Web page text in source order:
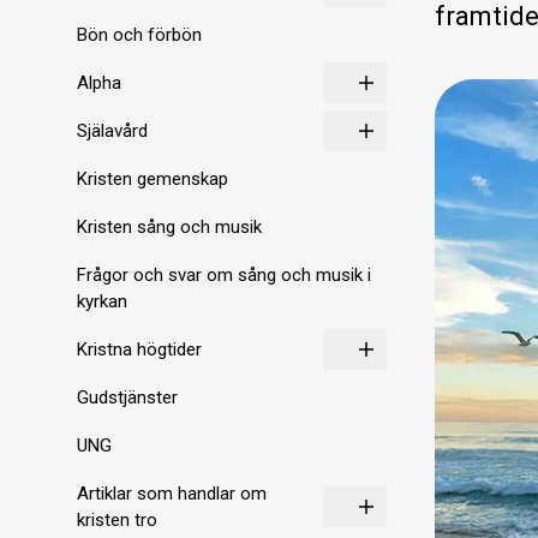
Bön och förbön
Alpha
Själavård
Kristen gemenskap
Kristen sång och musik
Frågor och svar om sång och musik i
kyrkan
Kristna högtider
Gudstjänster
UNG
Artiklar som handlar om
kristen tro